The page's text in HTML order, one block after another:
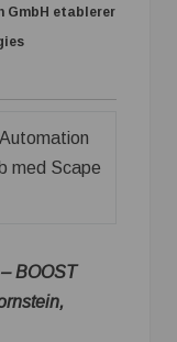
GmbH etablerer
BOOST